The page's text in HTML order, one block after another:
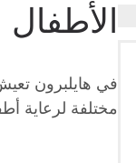
الأطفال
في هايلبرون
مختلفة لرعاية